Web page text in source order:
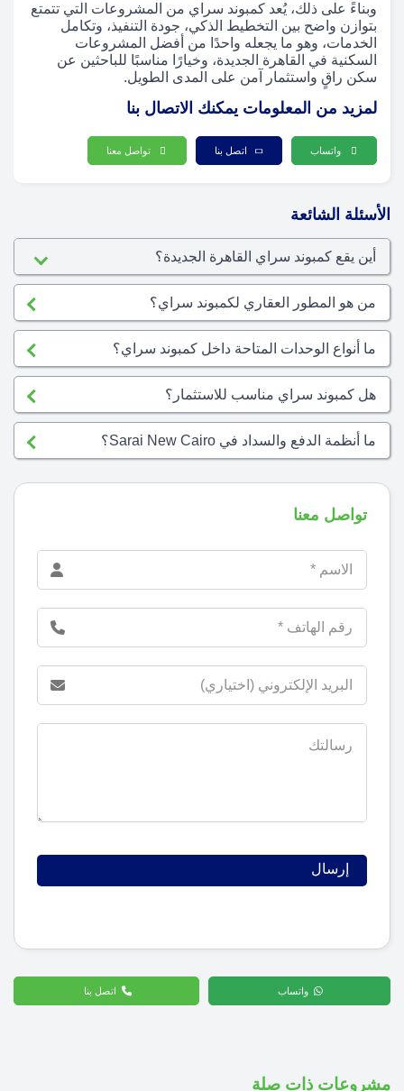
وبناءً على ذلك، يُعد كمبوند سراي من المشروعات التي تتمتع
بتوازن واضح بين التخطيط الذكي، جودة التنفيذ، وتكامل
الخدمات، وهو ما يجعله واحدًا من أفضل المشروعات
السكنية في القاهرة الجديدة، وخيارًا مناسبًا للباحثين عن
سكن راقٍ واستثمار آمن على المدى الطويل.
لمزيد من المعلومات يمكنك الاتصال بنا
واتساب اتصل بنا تواصل معنا
الأسئلة الشائعة
أين يقع كمبوند سراي القاهرة الجديدة؟
من هو المطور العقاري لكمبوند سراي؟
ما أنواع الوحدات المتاحة داخل كمبوند سراي؟
هل كمبوند سراي مناسب للاستثمار؟
ما أنظمة الدفع والسداد في Sarai New Cairo؟
تواصل معنا
واتساب اتصل بنا
مشروعات ذات صلة